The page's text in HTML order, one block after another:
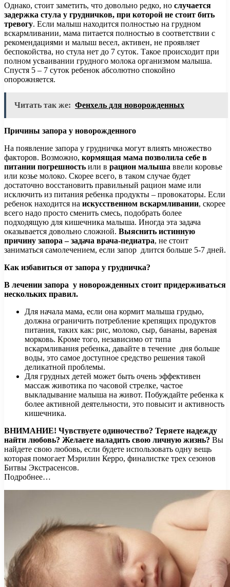
Однако, стоит заметить, что довольно редко, но случается
задержка стула у грудничков, при которой не стоит бить
тревогу. Если малыш находится полностью на грудном
вскармливании, мама питается полностью в соответствии с
рекомендациями и малыш весел, активен, не проявляет
беспокойства, но стула нет до 7 суток. Такое происходит при
полном усваивании грудного молока организмом малыша.
Спустя 5 – 7 суток ребенок абсолютно спокойно
опорожняется.
Читать так же: Фенхель для новорожденных
Причины запора у новорожденного
На появление запора у грудничка могут влиять множество
факторов. Возможно, кормящая мама позволила себе в
питании погрешность или в рацион малыша ввели коровье
или козье молоко. Скорее всего, в таком случае будет
достаточно восстановить правильный рацион маме или
исключить из питания ребенка продукты – провокаторы. Если
ребенок находится на искусственном вскармливании, скорее
всего надо просто сменить смесь, подобрать более
подходящую для кишечника малыша. Иногда эта задача
оказывается довольно сложной. Выяснить истинную
причину запора – задача врача-педиатра, не стоит
заниматься самолечением, если запор длится больше 5-7 дней.
Как избавиться от запора у грудничка?
В лечении запора у новорожденных стоит придерживаться
нескольких правил.
Для начала мама, если она кормит малыша грудью,
должна ограничить потребление крепящих продуктов
питания, таких как: рис, молоко, сыр, бананы, вареная
морковь. Кроме того, независимо от типа
вскармливания ребенка, давайте в течение дня больше
воды, это самое доступное средство решения такой
деликатной проблемы.
Для грудных детей может быть очень эффективен
массаж животика по часовой стрелке, частое
выкладывание малыша на живот. Побуждайте ребенка к
более активной деятельности, это повысит и активность
кишечника.
ВНИМАНИЕ! Чувствуете одиночество? Теряете надежду
найти любовь? Желаете наладить свою личную жизнь? Вы
найдете свою любовь, если будете использовать одну вещь
которая помогает Мэрилин Керро, финалистке трех сезонов
Битвы Экстрасенсов.
Подробнее…